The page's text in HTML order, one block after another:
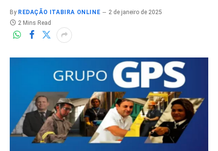
By REDAÇÃO ITABIRA ONLINE
2 de janeiro de 2025
2 Mins Read